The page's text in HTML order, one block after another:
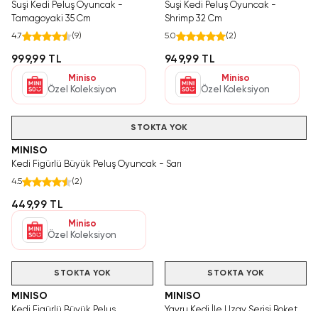
Suşi Kedi Peluş Oyuncak -
Tamagoyaki 35 Cm
4.7 (9)
999,99 TL
Miniso
Özel Koleksiyon
Suşi Kedi Peluş Oyuncak -
Shrimp 32 Cm
5.0 (2)
949,99 TL
Miniso
Özel Koleksiyon
STOKTA YOK
MINISO
Kedi Figürlü Büyük Peluş Oyuncak - Sarı
4.5 (2)
449,99 TL
Miniso
Özel Koleksiyon
STOKTA YOK
MINISO
STOKTA YOK
MINISO